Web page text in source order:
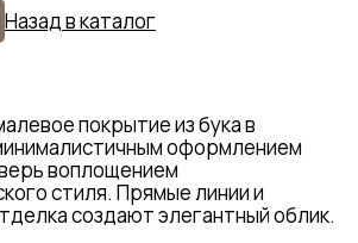
Назад в каталог
покрытие из бука в
оформлением
воплощением
стиля. Прямые линии и
создают элегантный облик.